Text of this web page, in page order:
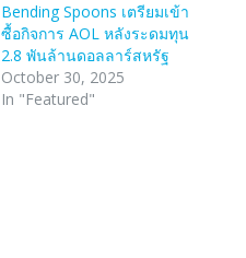
Bending Spoons เตรียมเข้า
ซื้อกิจการ AOL หลังระดมทุน
2.8 พันล้านดอลลาร์สหรัฐ
October 30, 2025
In "Featured"